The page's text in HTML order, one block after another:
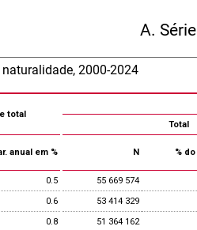
A.
2000-2024
total
Total
anual em % N %
0.5
55 669 574
0.6
53 414 329
0.8
51 364 162